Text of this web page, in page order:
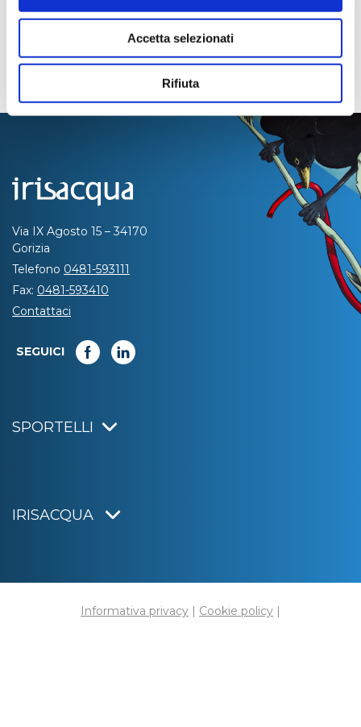
Accetta selezionati
Rifiuta
Via IX Agosto 15 – 34170
Gorizia
Telefono 0481-593111
Fax: 0481-593410
Contattaci
SEGUICI
SPORTELLI
IRISACQUA
Informativa privacy | Cookie policy |